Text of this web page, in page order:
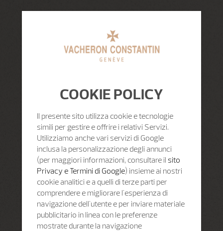
COOKIE POLICY
Il presente sito utilizza cookie e tecnologie
simili per gestire e offrire i relativi Servizi.
Utilizziamo anche vari servizi di Google
inclusa la personalizzazione degli annunci
(per maggiori informazioni, consultare il sito
Privacy e Termini di Google) insieme ai nostri
cookie analitici e a quelli di terze parti per
comprendere e migliorare l'esperienza di
navigazione dell'utente e per inviare materiale
pubblicitario in linea con le preferenze
mostrate durante la navigazione